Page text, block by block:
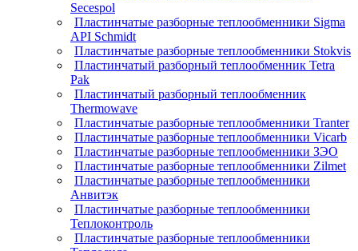
Secespol
Пластинчатые разборные теплообменники Sigma
API Schmidt
Пластинчатые разборные теплообменники Stokvis
Пластинчатый разборный теплообменник Tetra
Pak
Пластинчатый разборный теплообменник
Thermowave
Пластинчатые разборные теплообменники Tranter
Пластинчатые разборные теплообменники Vicarb
Пластинчатые разборные теплообменники ЗЭО
Пластинчатые разборные теплообменники Zilmet
Пластинчатые разборные теплообменники
Анвитэк
Пластинчатые разборные теплообменники
Теплоконтроль
Пластинчатые разборные теплообменники